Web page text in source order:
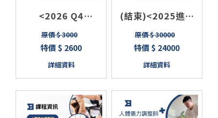
<2026 Q4
Massage
Techniques>5
days course in
原價 $ 3000
特價 $ 2600
詳細資料
(結束)<2025進階
認證班>運動按摩課
程/運動按摩師培訓
3日
原價 $ 30000
特價 $ 24000
詳細資料